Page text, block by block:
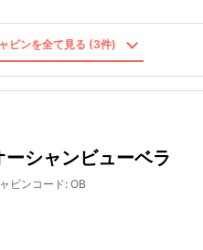
ビンを全て見る (3件)
ーシャンビューベラ
ビンコード: OB